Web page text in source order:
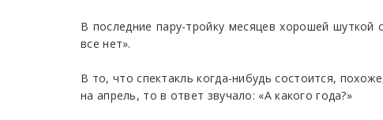
В последние пару-тройку месяцев хорошей шуткой
все нет».
В то, что спектакль когда-нибудь состоится,
на апрель, то в ответ звучало: «А какого года?»